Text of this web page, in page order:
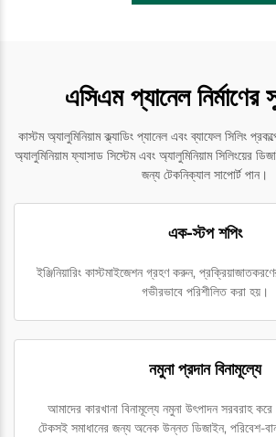
এসিএম প্যানেল নির্মাণের
কাস্টম অ্যালুমিনিয়াম ক্ল্যাডিং প্যানেল এবং ব্যাফেল সিলিং
অ্যালুমিনিয়াম ফ্যাসাড সিস্টেম এবং অ্যালুমিনিয়াম সিলিংয়ের
জন্য টেকনিক্যাল সাপোর্ট পান।
এক-স্টপ শপিং
ইঞ্জিনিয়ারিং কাস্টমাইজেশন গ্রহণ করুন,
গভীরভাবে পরিশীলিত করা হয়।
নমুনা প্রদান বিনামূল্যে
আমাদের কারখানা বিনামূল্যে নমুনা উৎপাদন সরবরাহ
টেকসই সমাধানের জন্য অনেক উন্নত ডিজাইন, পরিবেশ-